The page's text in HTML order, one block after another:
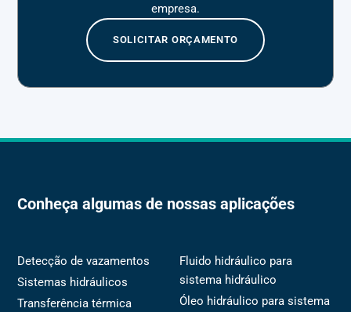
empresa.
SOLICITAR ORÇAMENTO
Conheça algumas de nossas aplicações
Detecção de vazamentos
Sistemas hidráulicos
Transferência térmica
Fluido hidráulico para
sistema hidráulico
Óleo hidráulico para sistema